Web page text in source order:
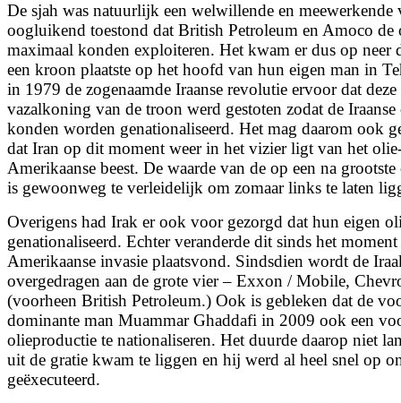
De sjah was natuurlijk een welwillende en meewerkende
oogluikend toestond dat British Petroleum en Amoco de
maximaal konden exploiteren. Het kwam er dus op neer
een kroon plaatste op het hoofd van hun eigen man in
in 1979 de zogenaamde Iraanse revolutie ervoor dat
vazalkoning van de troon werd gestoten zodat de
konden worden genationaliseerd. Het mag daarom ook
dat Iran op dit moment weer in het vizier ligt van het
Amerikaanse beest. De waarde van de op een na
is gewoonweg te verleidelijk om zomaar links te laten
Overigens had Irak er ook voor gezorgd dat hun eigen
genationaliseerd. Echter veranderde dit sinds het
Amerikaanse invasie plaatsvond. Sindsdien wordt de
overgedragen aan de grote vier – Exxon / Mobile,
(voorheen British Petroleum.) Ook is gebleken dat de
dominante man Muammar Ghaddafi in 2009 ook een
olieproductie te nationaliseren. Het duurde daarop niet
uit de gratie kwam te liggen en hij werd al heel snel op
geëxecuteerd.